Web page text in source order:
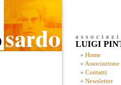
LUIGI
Home
Associazione
Contatti
Newsletter